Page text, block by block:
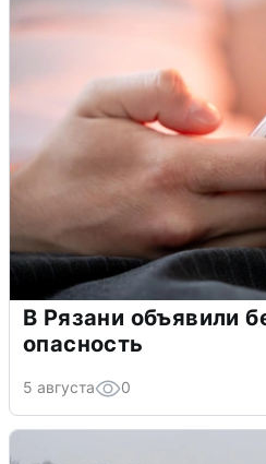
В Рязани объявили
опасность
5 августа 0